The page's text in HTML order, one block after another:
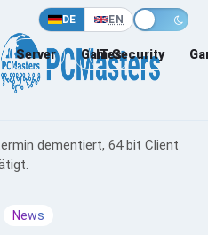
DE EN
Server Games
IT-Security
dementiert, 64 bit Client
News